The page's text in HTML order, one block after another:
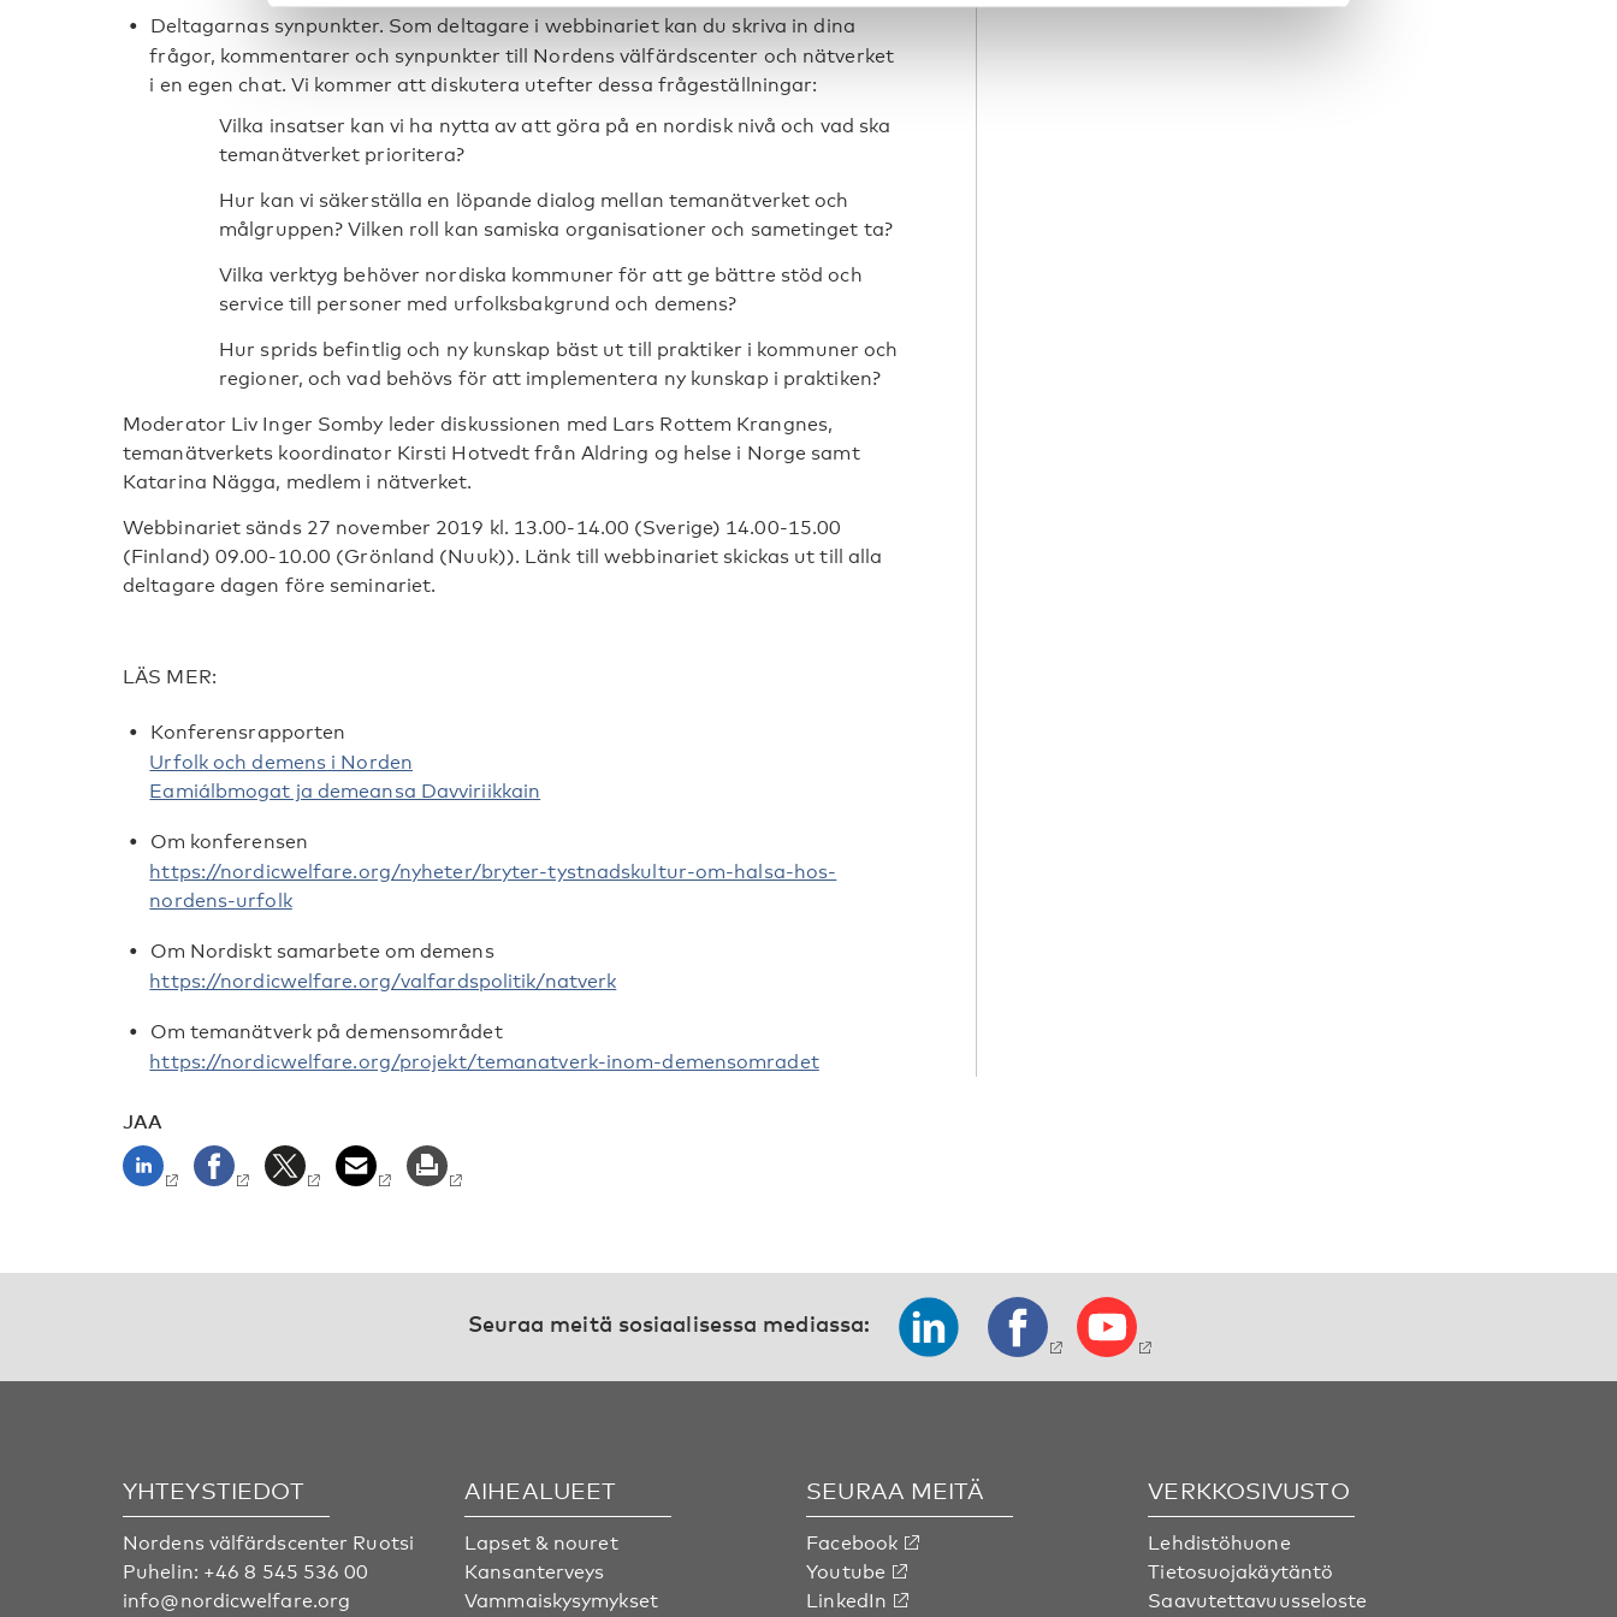
Deltagarnas synpunkter. Som deltagare i webbinariet kan du skriva in dina
frågor, kommentarer och synpunkter till Nordens välfärdscenter och nätverket
i en egen chat. Vi kommer att diskutera utefter dessa frågeställningar:
Vilka insatser kan vi ha nytta av att göra på en nordisk nivå och vad ska
temanätverket prioritera?
Hur kan vi säkerställa en löpande dialog mellan temanätverket och
målgruppen? Vilken roll kan samiska organisationer och sametinget ta?
Vilka verktyg behöver nordiska kommuner för att ge bättre stöd och
service till personer med urfolksbakgrund och demens?
Hur sprids befintlig och ny kunskap bäst ut till praktiker i kommuner och
regioner, och vad behövs för att implementera ny kunskap i praktiken?
Moderator Liv Inger Somby leder diskussionen med Lars Rottem Krangnes,
temanätverkets koordinator Kirsti Hotvedt från Aldring og helse i Norge samt
Katarina Nägga, medlem i nätverket.
Webbinariet sänds 27 november 2019 kl. 13.00-14.00 (Sverige) 14.00-15.00
(Finland) 09.00-10.00 (Grönland (Nuuk)). Länk till webbinariet skickas ut till alla
deltagare dagen före seminariet.
LÄS MER:
Konferensrapporten
Urfolk och demens i Norden
Eamiálbmogat ja demeansa Davviriikkain
Om konferensen
https://nordicwelfare.org/nyheter/bryter-tystnadskultur-om-halsa-hos-
nordens-urfolk
Om Nordiskt samarbete om demens
https://nordicwelfare.org/valfardspolitik/natverk
Om temanätverk på demensområdet
https://nordicwelfare.org/projekt/temanatverk-inom-demensomradet
JAA
Seuraa meitä sosiaalisessa mediassa:
YHTEYSTIEDOT
Nordens välfärdscenter Ruotsi
Puhelin: +46 8 545 536 00
info@nordicwelfare.org
AIHEALUEET
Lapset & nouret
Kansanterveys
Vammaiskysymykset
SEURAA MEITÄ
Facebook
Youtube
LinkedIn
VERKKOSIVUSTO
Lehdistöhuone
Tietosuojakäytäntö
Saavutettavuusseloste